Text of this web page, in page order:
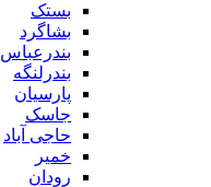
بستک
بشاگرد
بندرعباس
بندرلنگه
پارسیان
جاسک
حاجی آباد
خمیر
رودان